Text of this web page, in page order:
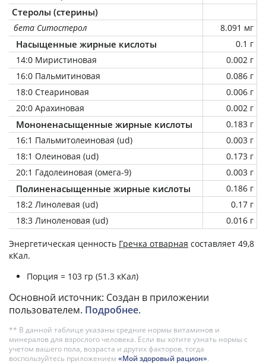
Стеролы (стерины)
бета Ситостерол 8.091 мг
Насыщенные жирные кислоты
0.1 г
14:0 Миристиновая
0.002 г
16:0 Пальмитиновая
0.086 г
18:0 Стеариновая
0.006 г
20:0 Арахиновая
0.002 г
Мононенасыщенные жирные кислоты
0.183 г
16:1 Пальмитолеиновая (ud)
0.003 г
18:1 Олеиновая (ud)
0.173 г
20:1 Гадолеиновая (омега-9)
0.003 г
Полиненасыщенные жирные кислоты
0.186 г
18:2 Линолевая (ud)
0.17 г
18:3 Линоленовая (ud)
0.016 г
Энергетическая ценность Гречка отварная составляет 49,8
кКал.
Порция = 103 гр (51.3 кКал)
Основной источник: Создан в приложении
пользователем. Подробнее.
** В данной таблице указаны средние нормы витаминов и
минералов для взрослого человека. Если вы хотите узнать нормы с
учетом вашего пола, возраста и других факторов, тогда
воспользуйтесь приложением «Мой здоровый рацион».